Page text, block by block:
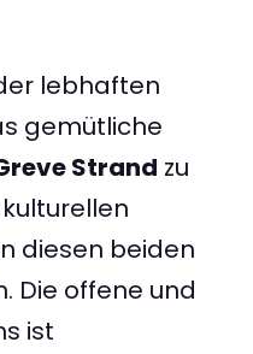
lebhaften
gemütliche
Strand zu
diesen beiden
Die offene und
ist